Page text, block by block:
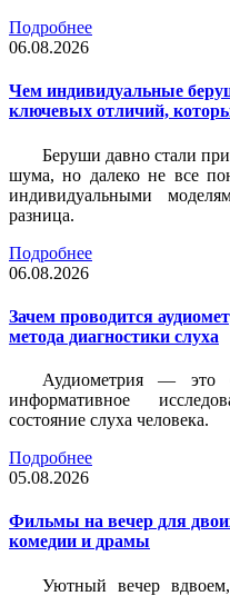
Подробнее
06.08.2026
Чем индивидуальные
ключевых отличий,
Беруши давно стали
шума, но далеко не все
индивидуальными
разница.
Подробнее
06.08.2026
Зачем проводится
метода диагностики слуха
Аудиометрия — это
информативное
состояние слуха человека.
Подробнее
05.08.2026
Фильмы на вечер для
комедии и драмы
Уютный вечер